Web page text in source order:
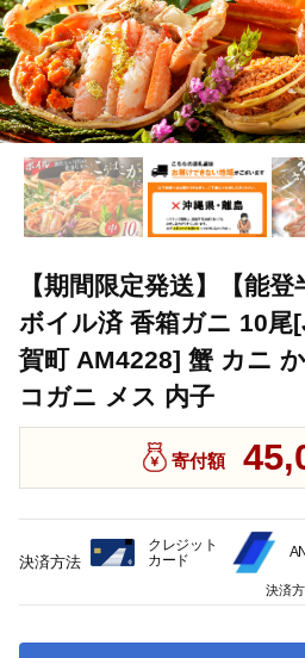
【期間限定発送】【能登
ボイル済 香箱ガニ 10尾
賀町 AM4228] 蟹 カニ
コガニ メス 内子
寄付額
決済方法
クレジット
カード
決済